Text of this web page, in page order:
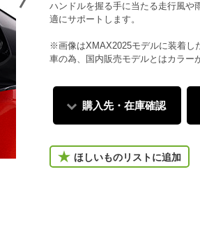
ハンドルを握る手に当たる走行風や
適にサポートします。
※画像はXMAX2025モデルに装着し
車の為、国内販売モデルとはカラー
購入先・在庫確認
ほしいものリストに追加